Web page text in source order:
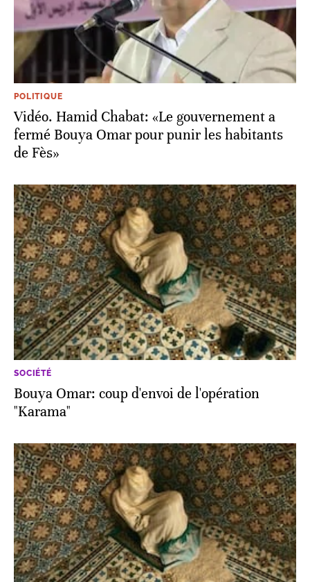
POLITIQUE
Vidéo. Hamid Chabat: «Le gouvernement a
fermé Bouya Omar pour punir les habitants
de Fès»
SOCIÉTÉ
Bouya Omar: coup d'envoi de l'opération
"Karama"